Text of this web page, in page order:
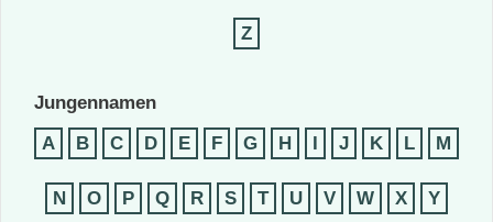
Z
Jungennamen
A
B C D E F G H I J K L M
N O P Q R S T U V W X Y